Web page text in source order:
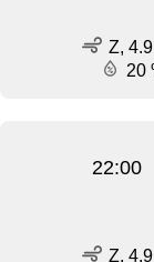
Z,
20
22:00
Z,